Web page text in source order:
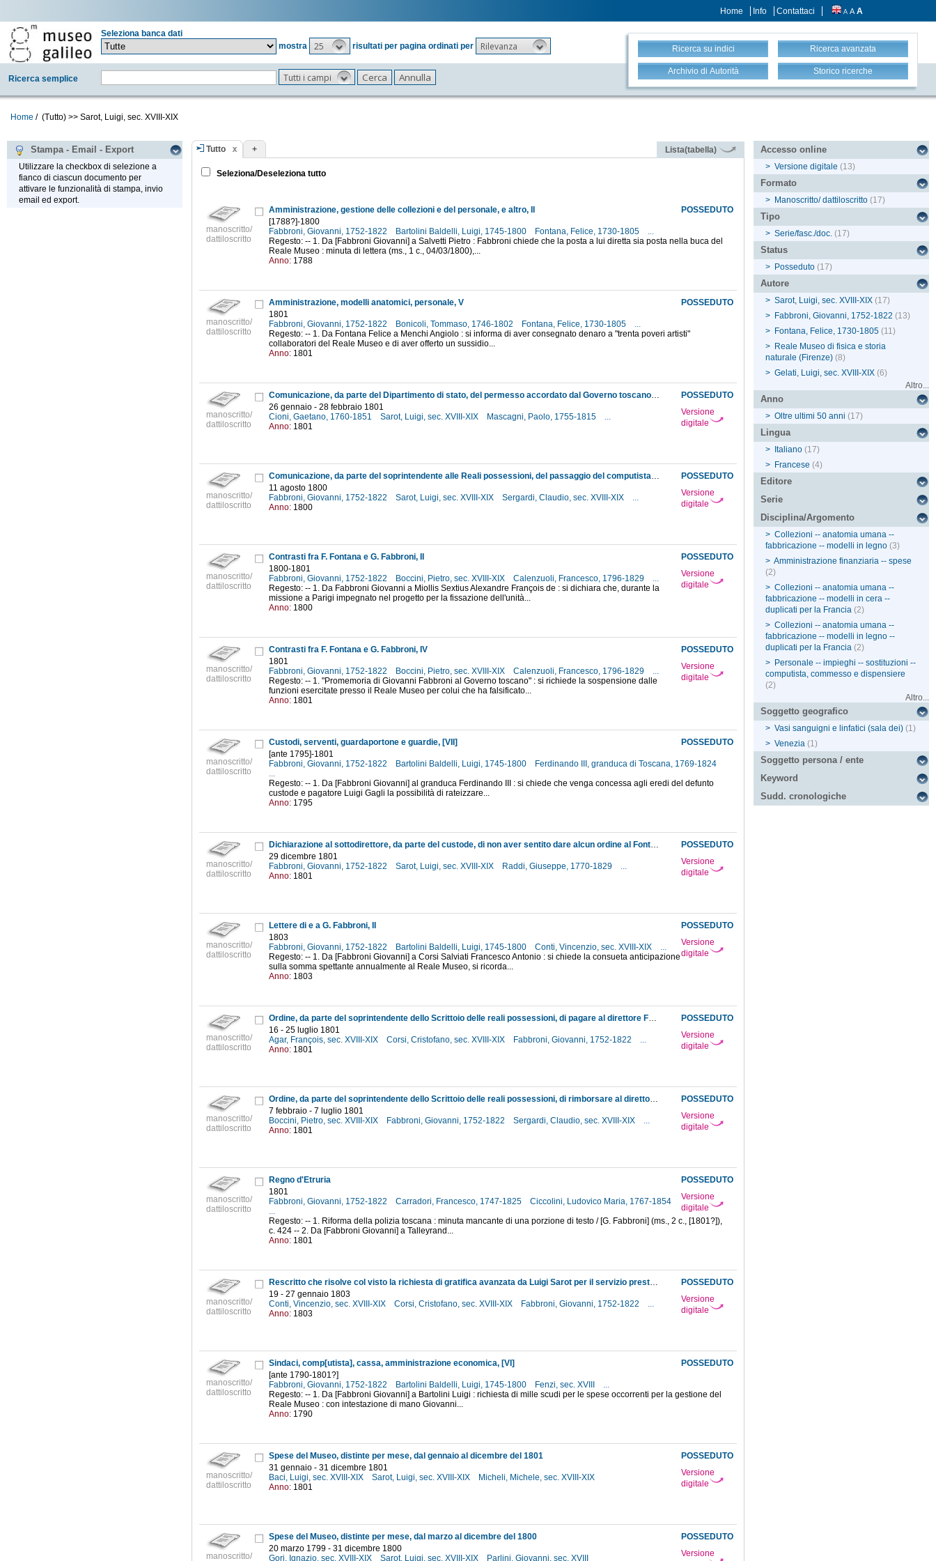
Home Info Contattaci A A A
Seleziona banca dati
mostra
25 risultati per pagina ordinati per Rilevanza
Ricerca semplice Tutti i campi
Ricerca su indici Ricerca avanzata
Archivio di Autorità Storico ricerche
Home / (Tutto) >> Sarot, Luigi, sec. XVIII-XIX
Stampa - Email - Export
Utilizzare la checkbox di selezione a
fianco di ciascun documento per
attivare le funzionalità di stampa, invio
email ed export.
Tutto + Lista(tabella)
Seleziona/Deseleziona tutto
manoscritto/
dattiloscritto
POSSEDUTO
Amministrazione, gestione delle collezioni e del personale, e altro, II
[1788?]-1800
Fabbroni, Giovanni, 1752-1822
Bartolini Baldelli, Luigi, 1745-1800 Fontana, Felice, 1730-1805
...
Regesto: -- 1. Da [Fabbroni Giovanni] a Salvetti Pietro : Fabbroni chiede che la posta a lui diretta sia posta nella buca del
Reale Museo : minuta di lettera (ms., 1 c., 04/03/1800),...
Anno: 1788
manoscritto/
dattiloscritto
POSSEDUTO
Amministrazione, modelli anatomici, personale, V
1801
Fabbroni, Giovanni, 1752-1822
Bonicoli, Tommaso, 1746-1802 Fontana, Felice, 1730-1805
...
Regesto: -- 1. Da Fontana Felice a Menchi Angiolo : si informa di aver consegnato denaro a "trenta poveri artisti"
collaboratori del Reale Museo e di aver offerto un sussidio...
Anno: 1801
manoscritto/
dattiloscritto
POSSEDUTO
Versione
digitale
Comunicazione, da parte del Dipartimento di stato, del permesso accordato dal Governo toscano al professor Mascagni di riordinare e distribuire negli scaffali le preparazioni del sistema dei vasi linfatici e delle estremità dei vasi sanguigni da lui depositate nel Museo nel 1784. Elaborazione grafica della disposizione attuata dal Mascagni
26 gennaio - 28 febbraio 1801
Cioni, Gaetano, 1760-1851
Sarot, Luigi, sec. XVIII-XIX Mascagni, Paolo, 1755-1815
...
Anno: 1801
manoscritto/
dattiloscritto
POSSEDUTO
Versione
digitale
Comunicazione, da parte del soprintendente alle Reali possessioni, del passaggio del computista interino del Museo Sarot Luigi alla Camera delle comunità; al suo posto verrà destinato al Museo un altro soggetto
11 agosto 1800
Fabbroni, Giovanni, 1752-1822
Sarot, Luigi, sec. XVIII-XIX Sergardi, Claudio, sec. XVIII-XIX
...
Anno: 1800
manoscritto/
dattiloscritto
POSSEDUTO
Versione
digitale
Contrasti fra F. Fontana e G. Fabbroni, II
1800-1801
Fabbroni, Giovanni, 1752-1822
Boccini, Pietro, sec. XVIII-XIX Calenzuoli, Francesco, 1796-1829
...
Regesto: -- 1. Da Fabbroni Giovanni a Miollis Sextius Alexandre François de : si dichiara che, durante la
missione a Parigi impegnato nel progetto per la fissazione dell'unità...
Anno: 1800
manoscritto/
dattiloscritto
POSSEDUTO
Versione
digitale
Contrasti fra F. Fontana e G. Fabbroni, IV
1801
Fabbroni, Giovanni, 1752-1822
Boccini, Pietro, sec. XVIII-XIX Calenzuoli, Francesco, 1796-1829
...
Regesto: -- 1. "Promemoria di Giovanni Fabbroni al Governo toscano" : si richiede la sospensione dalle
funzioni esercitate presso il Reale Museo per colui che ha falsificato...
Anno: 1801
manoscritto/
dattiloscritto
POSSEDUTO
Custodi, serventi, guardaportone e guardie, [VII]
[ante 1795]-1801
Fabbroni, Giovanni, 1752-1822
Bartolini Baldelli, Luigi, 1745-1800
Ferdinando III, granduca di Toscana, 1769-1824
...
Regesto: -- 1. Da [Fabbroni Giovanni] al granduca Ferdinando III : si chiede che venga concessa agli eredi del defunto
custode e pagatore Luigi Gagli la possibilità di rateizzare...
Anno: 1795
manoscritto/
dattiloscritto
POSSEDUTO
Versione
digitale
Dichiarazione al sottodirettore, da parte del custode, di non aver sentito dare alcun ordine al Fontana dal generale Bonaparte, durante la sua visita al Museo, in merito alla duplicazione delle anatomie
29 dicembre 1801
Fabbroni, Giovanni, 1752-1822
Sarot, Luigi, sec. XVIII-XIX Raddi, Giuseppe, 1770-1829
...
Anno: 1801
manoscritto/
dattiloscritto
POSSEDUTO
Versione
digitale
Lettere di e a G. Fabbroni, II
1803
Fabbroni, Giovanni, 1752-1822
Bartolini Baldelli, Luigi, 1745-1800 Conti, Vincenzio, sec. XVIII-XIX
...
Regesto: -- 1. Da [Fabbroni Giovanni] a Corsi Salviati Francesco Antonio : si chiede la consueta anticipazione
sulla somma spettante annualmente al Reale Museo, si ricorda...
Anno: 1803
manoscritto/
dattiloscritto
POSSEDUTO
Versione
digitale
Ordine, da parte del soprintendente dello Scrittoio delle reali possessioni, di pagare al direttore Fontana le quote di pensione personale e retribuzione arretrate dal giorno della sua riammissione in servizio; quanto al periodo della sua sospensione, il pagamento della retribuzione e della pensione può dipendere solo da una grazia speciale del sovrano
16 - 25 luglio 1801
Agar, François, sec. XVIII-XIX
Corsi, Cristofano, sec. XVIII-XIX Fabbroni, Giovanni, 1752-1822
...
Anno: 1801
manoscritto/
dattiloscritto
POSSEDUTO
Versione
digitale
Ordine, da parte del soprintendente dello Scrittoio delle reali possessioni, di rimborsare al direttore le spese fatte in proprio per i lavori dell'anatomia in legno
7 febbraio - 7 luglio 1801
Boccini, Pietro, sec. XVIII-XIX
Fabbroni, Giovanni, 1752-1822 Sergardi, Claudio, sec. XVIII-XIX
...
Anno: 1801
manoscritto/
dattiloscritto
POSSEDUTO
Versione
digitale
Regno d'Etruria
1801
Fabbroni, Giovanni, 1752-1822
Carradori, Francesco, 1747-1825
Ciccolini, Ludovico Maria, 1767-1854
...
Regesto: -- 1. Riforma della polizia toscana : minuta mancante di una porzione di testo / [G. Fabbroni] (ms., 2 c., [1801?]),
c. 424 -- 2. Da [Fabbroni Giovanni] a Talleyrand...
Anno: 1801
manoscritto/
dattiloscritto
POSSEDUTO
Versione
digitale
Rescritto che risolve col visto la richiesta di gratifica avanzata da Luigi Sarot per il servizio prestato al Museo come computista interino
19 - 27 gennaio 1803
Conti, Vincenzio, sec. XVIII-XIX
Corsi, Cristofano, sec. XVIII-XIX Fabbroni, Giovanni, 1752-1822
...
Anno: 1803
manoscritto/
dattiloscritto
POSSEDUTO
Sindaci, comp[utista], cassa, amministrazione economica, [VI]
[ante 1790-1801?]
Fabbroni, Giovanni, 1752-1822
Bartolini Baldelli, Luigi, 1745-1800 Fenzi, sec. XVIII
...
Regesto: -- 1. Da [Fabbroni Giovanni] a Bartolini Luigi : richiesta di mille scudi per le spese occorrenti per la gestione del
Reale Museo : con intestazione di mano Giovanni...
Anno: 1790
manoscritto/
dattiloscritto
POSSEDUTO
Versione
digitale
Spese del Museo, distinte per mese, dal gennaio al dicembre del 1801
31 gennaio - 31 dicembre 1801
Baci, Luigi, sec. XVIII-XIX
Sarot, Luigi, sec. XVIII-XIX
Micheli, Michele, sec. XVIII-XIX
Anno: 1801
manoscritto/
POSSEDUTO
Versione
Spese del Museo, distinte per mese, dal marzo al dicembre del 1800
20 marzo 1799 - 31 dicembre 1800
Gori, Ignazio, sec. XVIII-XIX
Sarot, Luigi, sec. XVIII-XIX Parlini, Giovanni, sec. XVIII
Accesso online
> Versione digitale (13)
Formato
> Manoscritto/ dattiloscritto (17)
Tipo
> Serie/fasc./doc. (17)
Status
> Posseduto (17)
Autore
> Sarot, Luigi, sec. XVIII-XIX (17)
> Fabbroni, Giovanni, 1752-1822 (13)
> Fontana, Felice, 1730-1805 (11)
> Reale Museo di fisica e storia
naturale (Firenze) (8)
> Gelati, Luigi, sec. XVIII-XIX (6)
Altro...
Anno
> Oltre ultimi 50 anni (17)
Lingua
> Italiano (17)
> Francese (4)
Editore
Serie
Disciplina/Argomento
> Collezioni -- anatomia umana --
fabbricazione -- modelli in legno (3)
> Amministrazione finanziaria -- spese
(2)
> Collezioni -- anatomia umana --
fabbricazione -- modelli in cera --
duplicati per la Francia (2)
> Collezioni -- anatomia umana --
fabbricazione -- modelli in legno --
duplicati per la Francia (2)
> Personale -- impieghi -- sostituzioni --
computista, commesso e dispensiere
(2)
Altro...
Soggetto geografico
> Vasi sanguigni e linfatici (sala dei) (1)
> Venezia (1)
Soggetto persona / ente
Keyword
Sudd. cronologiche